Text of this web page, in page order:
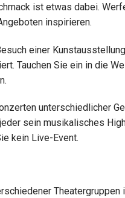
ist etwas dabei.
inspirieren.
einer
Tauchen Sie ein in die
unterschiedlicher
sein musikalisches
kein Live-Event.
Theatergruppen